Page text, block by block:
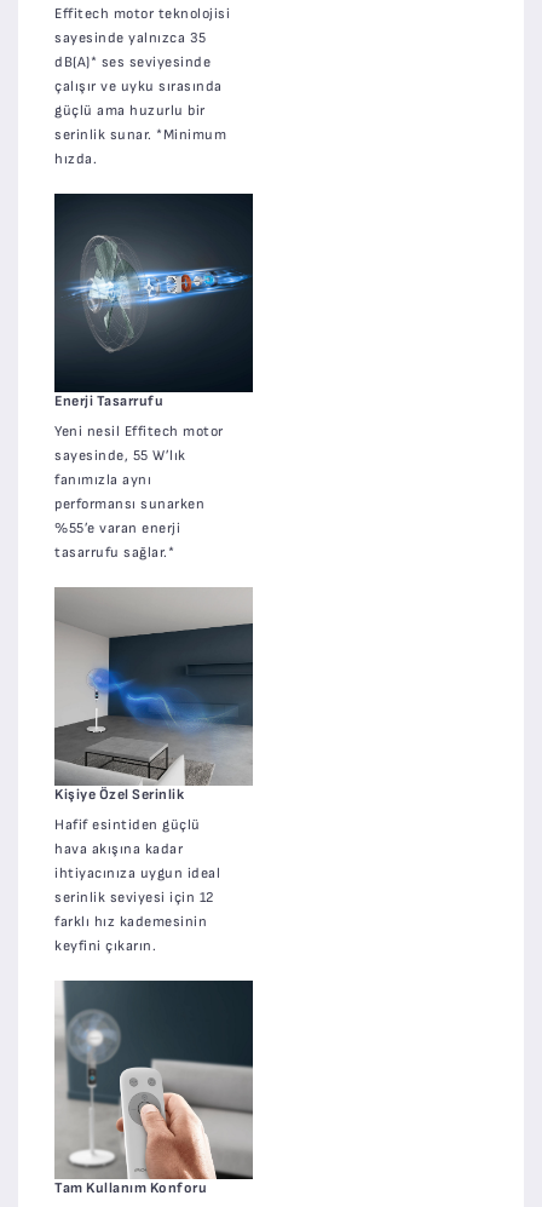
Effitech motor teknolojisi
sayesinde yalnızca 35
dB(A)* ses seviyesinde
çalışır ve uyku sırasında
güçlü ama huzurlu bir
serinlik sunar. *Minimum
hızda.
Enerji Tasarrufu
Yeni nesil Effitech motor
sayesinde, 55 W’lık
fanımızla aynı
performansı sunarken
%55’e varan enerji
tasarrufu sağlar.*
Kişiye Özel Serinlik
Hafif esintiden güçlü
hava akışına kadar
ihtiyacınıza uygun ideal
serinlik seviyesi için 12
farklı hız kademesinin
keyfini çıkarın.
Tam Kullanım Konforu